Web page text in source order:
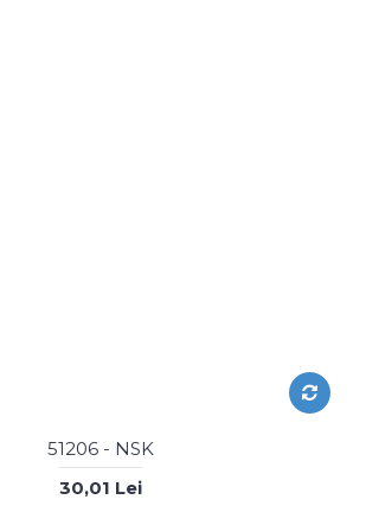
51206 - NSK
30,01 Lei